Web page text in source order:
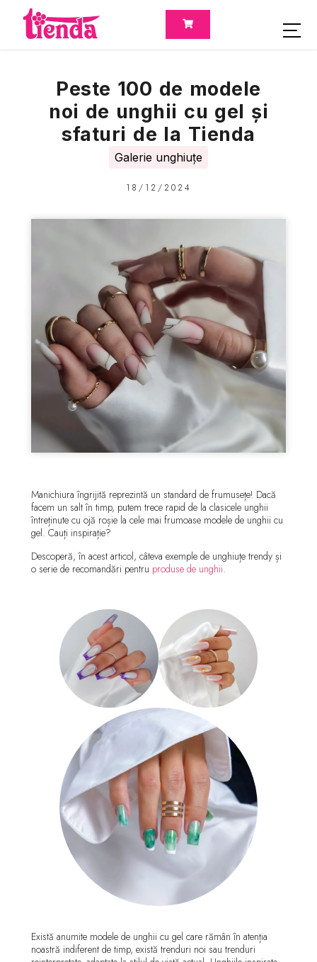
Peste 100 de modele
noi de unghii cu gel și
sfaturi de la Tienda
Galerie unghiuțe
18/12/2024
Manichiura îngrijită reprezintă un standard de frumusețe! Dacă
facem un salt în timp, putem trece rapid de la clasicele unghii
întreținute cu ojă roșie la cele mai frumoase modele de unghii cu
gel. Cauți inspirație?
Descoperă, în acest articol, câteva exemple de unghiuțe trendy și
o serie de recomandări pentru produse de unghii.
Există anumite modele de unghii cu gel care rămân în atenția
noastră indiferent de timp, există trenduri noi sau trenduri